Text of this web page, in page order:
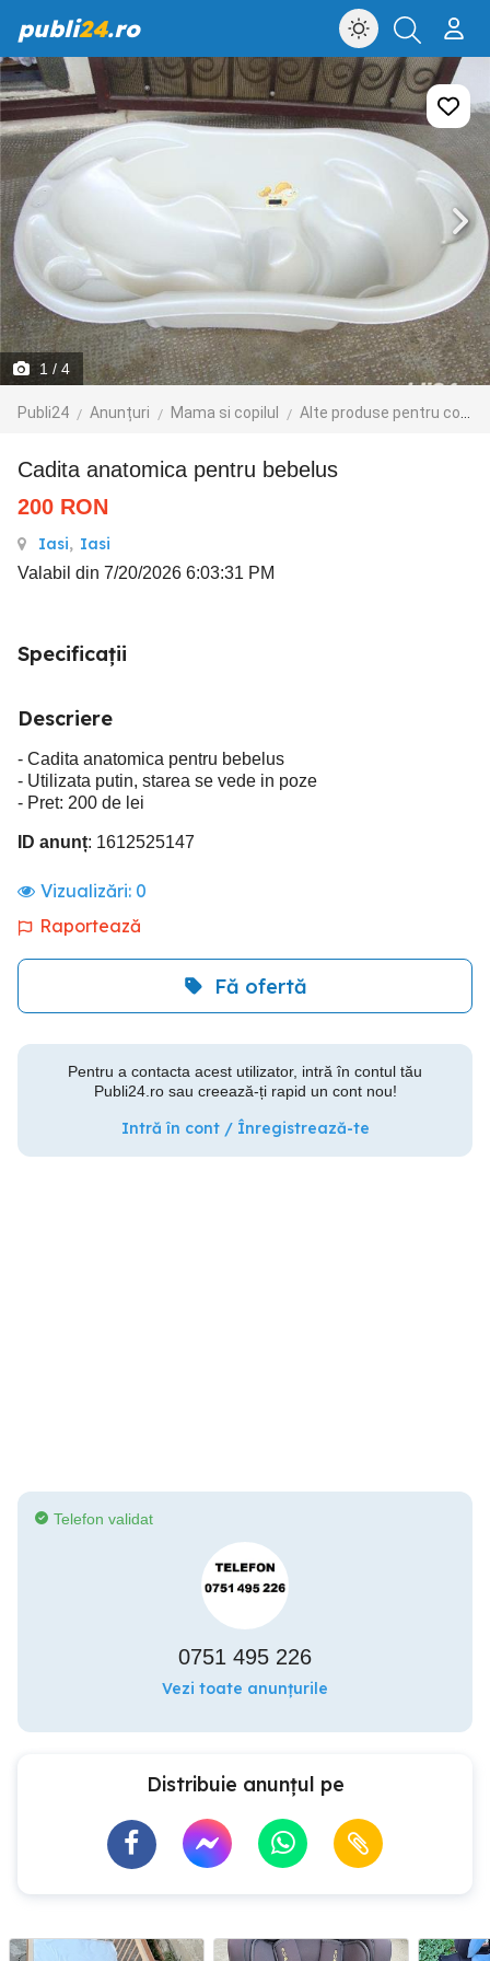
publi24.ro
1 / 4
Publi24 Anunțuri Mama si copilul Alte produse pentru copii
Cadita anatomica pentru bebelus
200 RON
Iasi, Iasi
Valabil din 7/20/2026 6:03:31 PM
Specificații
Descriere
- Cadita anatomica pentru bebelus
- Utilizata putin, starea se vede in poze
- Pret: 200 de lei
ID anunț: 1612525147
Vizualizări: 0
Raportează
Fă ofertă
Pentru a contacta acest utilizator, intră în contul tău
Publi24.ro sau creează-ți rapid un cont nou!
Intră în cont / Înregistrează-te
Telefon validat
0751 495 226
Vezi toate anunțurile
Distribuie anunțul pe